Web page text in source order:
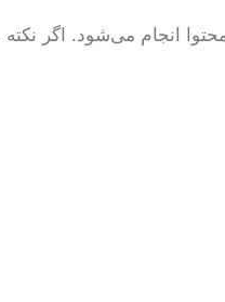
انجام می‌شود. اگر